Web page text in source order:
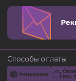
Способы оплаты
юр.